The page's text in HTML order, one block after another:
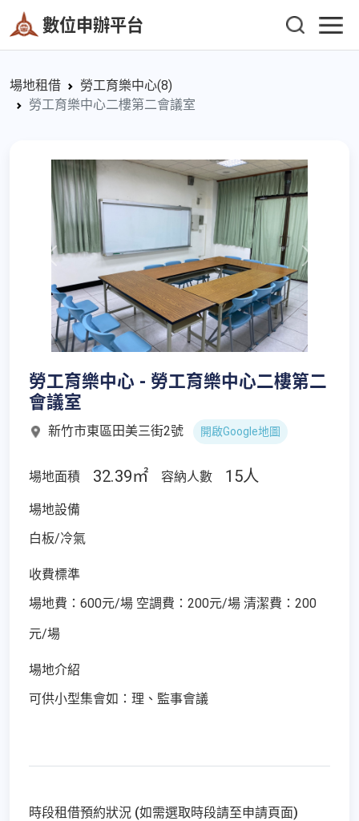
數位申辦平台
場地租借
勞工育樂中心(8)
勞工育樂中心二樓第二會議室
Previous Next
勞工育樂中心 - 勞工育樂中心二樓第二
會議室
新竹市東區田美三街2號 開啟Google地圖
場地面積 32.39㎡ 容納人數 15人
場地設備
白板/冷氣
收費標準
場地費：600元/場 空調費：200元/場 清潔費：200
元/場
場地介紹
可供小型集會如：理、監事會議
時段租借預約狀況 (如需選取時段請至申請頁面)